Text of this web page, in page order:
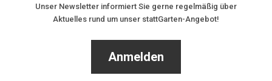
Neue Öffnunszeiten:
immer ab Mittwoch
nachmittags
zu den
Unser Newsletter informiert Sie gerne regelmäßig über
Aktuelles rund um unser stattGarten-Angebot!
Anmelden